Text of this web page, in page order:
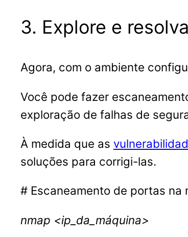
3. Explore e
Agora, com o ambiente
Você pode fazer
exploração de falhas de
À medida que as
soluções para corrigi-las.
# Escaneamento de portas na
nmap <ip_da_máquina>